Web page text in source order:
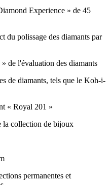
Experience » de 45
du polissage des diamants par
de l'évaluation des diamants
de diamants, tels que le Koh-i-
« Royal 201 »
la collection de bijoux
permanentes et